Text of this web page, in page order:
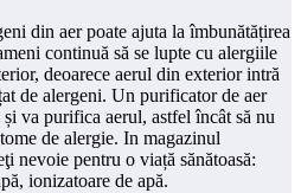
din aer poate ajuta la îmbunătățirea
continuă să se lupte cu alergiile
deoarece aerul din exterior intră
de alergeni. Un purificator de aer
va purifica aerul, astfel încât să nu
de alergie. In magazinul
nevoie pentru o viață sănătoasă:
ionizatoare de apă.